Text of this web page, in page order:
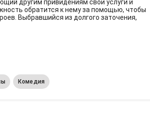
другим привидениям свои услуги и
обратится к нему за помощью, чтобы
Выбравшийся из долгого заточения,
Комедия